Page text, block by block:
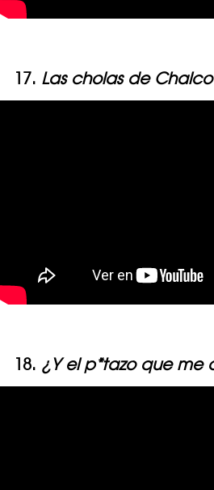
17. Las cholas de Chalco
18. ¿Y el p*tazo que me